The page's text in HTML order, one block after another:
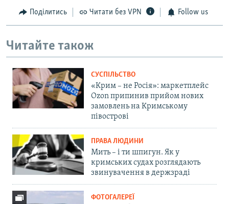
Поділитись Читати без VPN Follow us
Читайте також
СУСПІЛЬСТВО
«Крим – не Росія»: маркетплейс
Ozon припинив прийом нових
замовлень на Кримському
півострові
ПРАВА ЛЮДИНИ
Мить – і ти шпигун. Як у
кримських судах розглядають
звинувачення в держзраді
ФОТОГАЛЕРЕЇ